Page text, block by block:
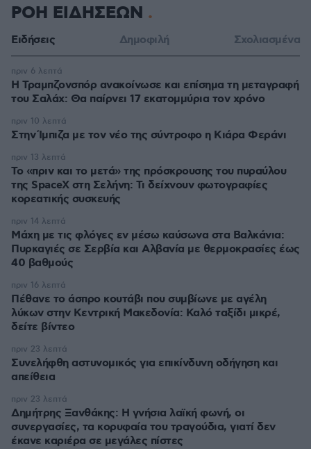
ΡΟΗ ΕΙΔΗΣΕΩΝ
Ειδήσεις Δημοφιλή Σχολιασμένα
Η Τραμπζονσπόρ ανακοίνωσε και επίσημα τη μεταγραφή
του Σαλάχ: Θα παίρνει 17 εκατομμύρια τον χρόνο
πριν 6 λεπτά
Στην Ίμπιζα με τον νέο της σύντροφο η Κιάρα Φεράνι
πριν 10 λεπτά
Το «πριν και το μετά» της πρόσκρουσης του πυραύλου
της SpaceX στη Σελήνη: Τι δείχνουν φωτογραφίες
κορεατικής συσκευής
πριν 13 λεπτά
Μάχη με τις φλόγες εν μέσω καύσωνα στα Βαλκάνια:
Πυρκαγιές σε Σερβία και Αλβανία με θερμοκρασίες έως
40 βαθμούς
πριν 14 λεπτά
Πέθανε το άσπρο κουτάβι που συμβίωνε με αγέλη
λύκων στην Κεντρική Μακεδονία: Καλό ταξίδι μικρέ,
δείτε βίντεο
πριν 16 λεπτά
Συνελήφθη αστυνομικός για επικίνδυνη οδήγηση και
απείθεια
πριν 23 λεπτά
Δημήτρης Ξανθάκης: Η γνήσια λαϊκή φωνή, οι
συνεργασίες, τα κορυφαία του τραγούδια, γιατί δεν
έκανε καριέρα σε μεγάλες πίστες
πριν 23 λεπτά